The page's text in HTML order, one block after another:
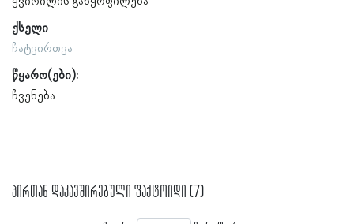
ქსელი
ჩატვირთვა
წყარო(ები):
ჩვენება
პირთან დაკავშირებული ფაქტოიდი (7)